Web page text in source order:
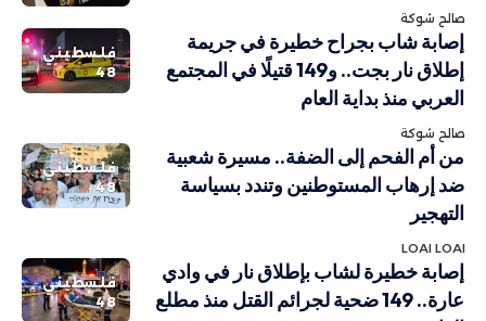
صالح شوكة
فلسطيني
48
إصابة شاب بجراح خطيرة في جريمة
إطلاق نار بجت.. و149 قتيلًا في المجتمع
العربي منذ بداية العام
صالح شوكة
فلسطيني
48
من أم الفحم إلى الضفة.. مسيرة شعبية
ضد إرهاب المستوطنين وتندد بسياسة
التهجير
LOAI LOAI
فلسطيني
48
إصابة خطيرة لشاب بإطلاق نار في وادي
عارة.. 149 ضحية لجرائم القتل منذ مطلع